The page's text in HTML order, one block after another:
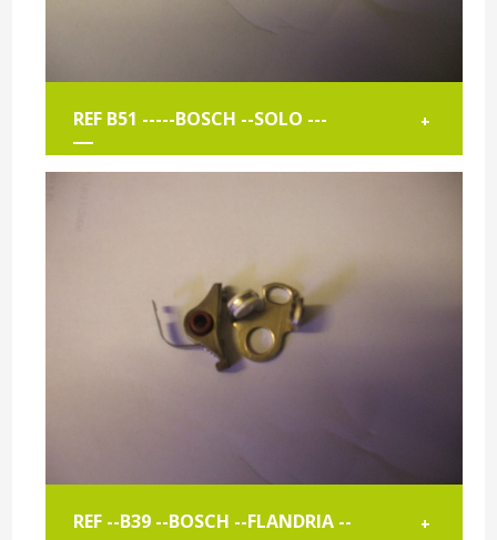
REF B51 -----BOSCH --SOLO --- +
REF --B39 --BOSCH --FLANDRIA -- +